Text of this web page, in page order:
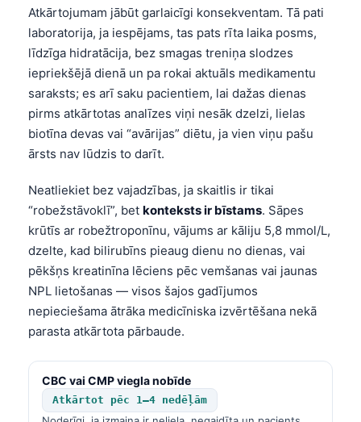
Atkārtojumam jābūt garlaicīgi konsekventam. Tā pati
laboratorija, ja iespējams, tas pats rīta laika posms,
līdzīga hidratācija, bez smagas treniņa slodzes
iepriekšējā dienā un pa rokai aktuāls medikamentu
saraksts; es arī saku pacientiem, lai dažas dienas
pirms atkārtotas analīzes viņi nesāk dzelzi, lielas
biotīna devas vai “avārijas” diētu, ja vien viņu pašu
ārsts nav lūdzis to darīt.
Neatliekiet bez vajadzības, ja skaitlis ir tikai
“robežstāvoklī”, bet konteksts ir bīstams. Sāpes
krūtīs ar robežtroponīnu, vājums ar kāliju 5,8 mmol/L,
dzelte, kad bilirubīns pieaug dienu no dienas, vai
pēkšņs kreatinīna lēciens pēc vemšanas vai jaunas
NPL lietošanas — visos šajos gadījumos
nepieciešama ātrāka medicīniska izvērtēšana nekā
parasta atkārtota pārbaude.
CBC vai CMP viegla nobīde
Atkārtot pēc 1–4 nedēļām
ພາສາລາວ
Basa Jawa
Кыргызча
Татар теле
Беларуская мова
Esperanto
Frysk
Ślōnskŏ gŏdka
Norsk bokmål